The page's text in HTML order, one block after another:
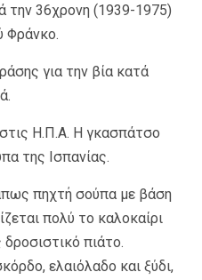
την 36χρονη (1939-1975)
Φράνκο.
για την βία κατά
Η.Π.Α. Η γκασπάτσο
της Ισπανίας.
πηχτή σούπα με βάση
πολύ το καλοκαίρι
πιάτο.
ελαιόλαδο και ξύδι,